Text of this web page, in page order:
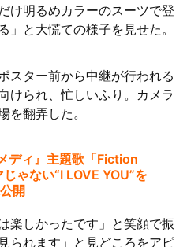
け明るめカラーのスーツで登
と大慌ての様子を見せた。
スター前から中継が行われる
けられ、忙しいふり。カメラ
を翻弄した。
ディ』主題歌「Fiction
ゃない“I LOVE YOU”を
開
楽しかったです」と笑顔で振
られます」と見どころをアピ